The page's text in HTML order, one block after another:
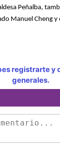
Peñalba,
Manuel Cheng y
registrarte y
generales.